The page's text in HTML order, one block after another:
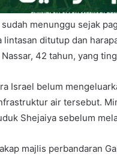
sudah menunggu sejak
lintasan ditutup dan
42 tahun, yang
Israel belum
air tersebut.
Shejaiya sebelum
majlis perbandaran